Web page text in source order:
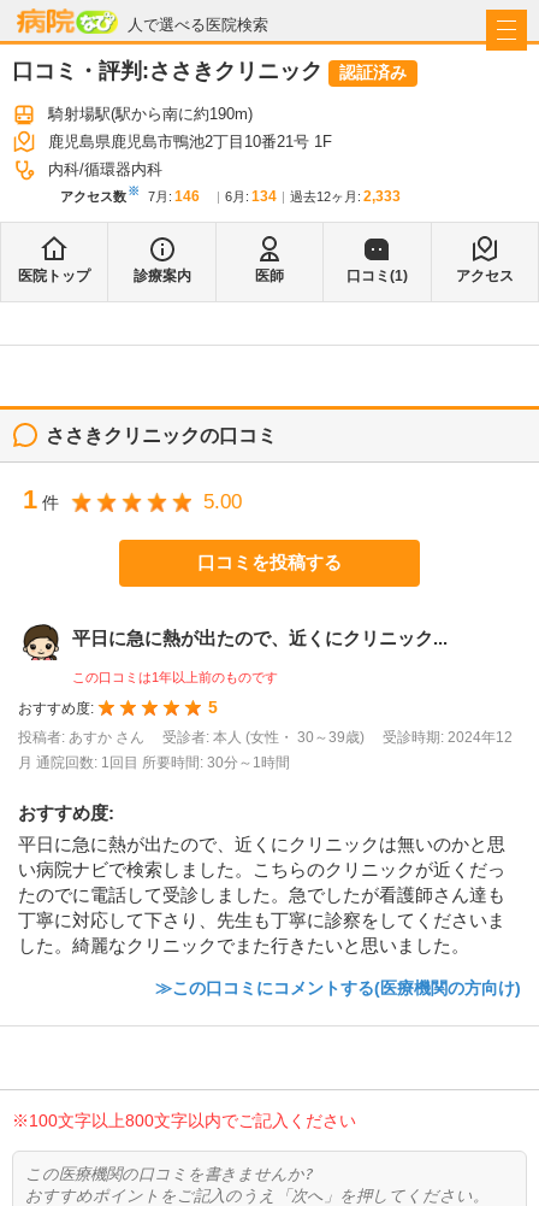
人で選べる医院検索
病院なび
口コミ・評判:ささきクリニック 認証済み
騎射場駅(駅から南に約190m)
鹿児島県鹿児島市鴨池2丁目10番21号 1F
内科 循環器内科
アクセス数※ 7月 : 146 6月 : 134 過去12ヶ月: 2,333
医院トップ 診療案内 医師 口コミ(1) アクセス
ささきクリニックの口コミ
1 件 5.00
口コミを投稿する
平日に急に熱が出たので、近くにクリニック...
この口コミは1年以上前のものです
おすすめ度: 5
投稿者: あすか さん 受診者: 本人 (女性・ 30～39歳)
受診時期: 2024年12
月 通院回数: 1回目 所要時間: 30分～1時間
おすすめ度:
平日に急に熱が出たので、近くにクリニックは無いのかと思
い病院ナビで検索しました。こちらのクリニックが近くだっ
たのでに電話して受診しました。急でしたが看護師さん達も
丁寧に対応して下さり、先生も丁寧に診察をしてくださいま
した。綺麗なクリニックでまた行きたいと思いました。
≫この口コミにコメントする(医療機関の方向け)
※100文字以上800文字以内でご記入ください